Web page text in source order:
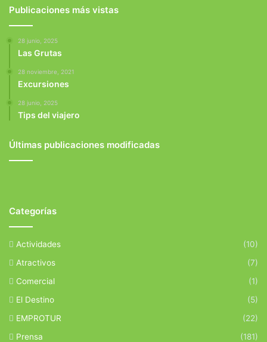
Publicaciones más vistas
28 junio, 2025
Las Grutas
28 noviembre, 2021
Excursiones
28 junio, 2025
Tips del viajero
Últimas publicaciones modificadas
Categorías
Actividades
(10)
Atractivos
(7)
Comercial
(1)
El Destino
(5)
EMPROTUR
(22)
Prensa
(181)